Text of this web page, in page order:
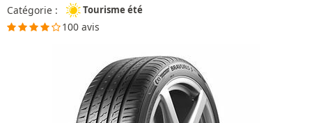
Catégorie : Tourisme été
100 avis